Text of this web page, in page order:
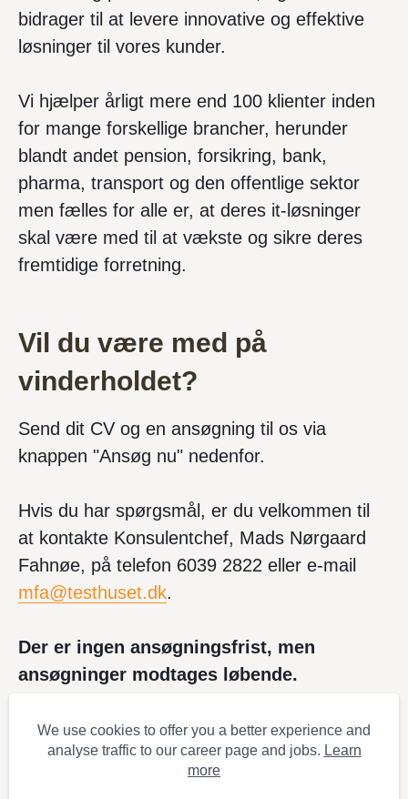
bidrager til at levere innovative og effektive
løsninger til vores kunder.
Vi hjælper årligt mere end 100 klienter inden
for mange forskellige brancher, herunder
blandt andet pension, forsikring, bank,
pharma, transport og den offentlige sektor
men fælles for alle er, at deres it-løsninger
skal være med til at vækste og sikre deres
fremtidige forretning.
Vil du være med på
vinderholdet?
Send dit CV og en ansøgning til os via
knappen "Ansøg nu" nedenfor.
Hvis du har spørgsmål, er du velkommen til
at kontakte Konsulentchef, Mads Nørgaard
Fahnøe, på telefon 6039 2822 eller e-mail
mfa@testhuset.dk.
Der er ingen ansøgningsfrist, men
ansøgninger modtages løbende.
Ansøg nu
We use cookies to offer you a better experience and
analyse traffic to our career page and jobs. Learn
more